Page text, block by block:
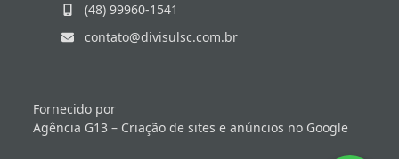
(48) 99960-1541
contato@divisulsc.com.br
Fornecido por
Agência G13 – Criação de sites e anúncios no Google